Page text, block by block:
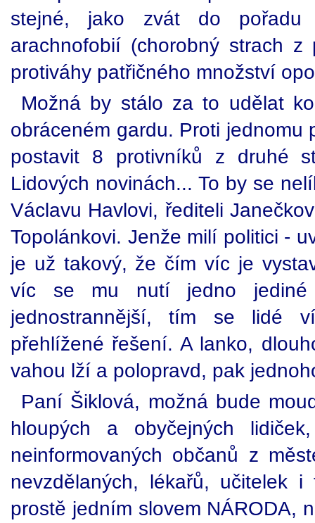
stejné, jako zvát do
arachnofobií (chorobný strach
protiváhy patřičného množství
Možná by stálo za to udělat
obráceném gardu. Proti jednomu
postavit 8 protivníků z druhé
Lidových novinách... To by se
Václavu Havlovi, řediteli
Topolánkovi. Jenže milí politici -
je už takový, že čím víc je
víc se mu nutí jedno
jednostrannější, tím se lidé
přehlížené řešení. A lanko,
vahou lží a polopravd, pak
Paní Šiklová, možná bude
hloupých a obyčejných
neinformovaných občanů z
nevzdělaných, lékařů, učitelek
prostě jedním slovem NÁRODA,